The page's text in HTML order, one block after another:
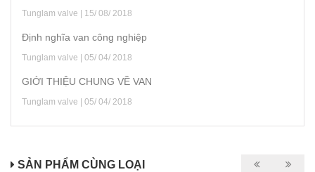
Tunglam valve | 15/ 08/ 2018
Định nghĩa van công nghiệp
Tunglam valve | 05/ 04/ 2018
GIỚI THIỆU CHUNG VỀ VAN
Tunglam valve | 05/ 04/ 2018
SẢN PHẨM CÙNG LOẠI